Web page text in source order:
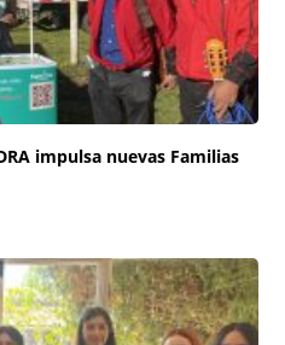
impulsa nuevas Familias